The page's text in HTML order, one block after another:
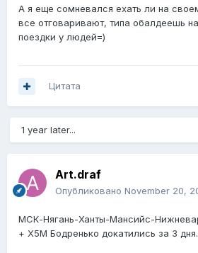
А я еще сомневался ехать ли на
все отговаривают, типа обалдеешь
поездки у людей=)
Цитата
1 year later...
Art.draf
Опубликовано November 20,
МСК-Нягань-Ханты-Мансийс-
+ Х5М Бодренько докатились за 3